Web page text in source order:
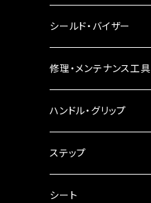
電球型ウインカー
バードゲージウインカー
ウインカークランプ
ヘッドライト
フォグランプ
配線・リレー
シールド・バイザー
修理・メンテナンス工具
インテークマニホールド
電装・配線・キボシ等
キャブレター
ハンドル・グリップ
グリップ
バーハン
ステップ
シート